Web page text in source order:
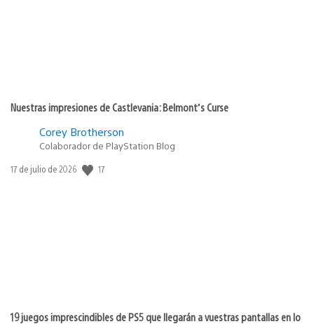
Nuestras impresiones de Castlevania: Belmont’s Curse
Corey Brotherson
Colaborador de PlayStation Blog
Fecha
17 de julio de 2026 17
19 juegos imprescindibles de PS5 que llegarán a vuestras pantallas en lo